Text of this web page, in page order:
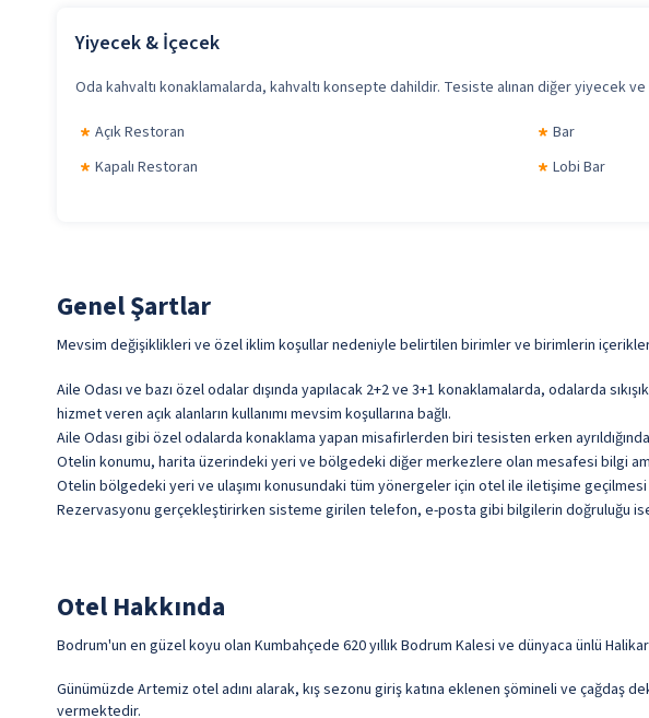
Yiyecek & İçecek
Oda kahvaltı konaklamalarda, kahvaltı konsepte dahildir. Tesiste alınan diğer yiyecek
Açık Restoran Bar
Kapalı Restoran
Lobi Bar
Genel Şartlar
Mevsim değişiklikleri ve özel iklim koşullar nedeniyle belirtilen birimler ve birimlerin
Aile Odası ve bazı özel odalar dışında yapılacak 2+2 ve 3+1 konaklamalarda, odalarda
hizmet veren açık alanların kullanımı mevsim koşullarına bağlı.
Aile Odası gibi özel odalarda konaklama yapan misafirlerden biri tesisten erken
Otelin konumu, harita üzerindeki yeri ve bölgedeki diğer merkezlere olan mesafesi bilgi
Otelin bölgedeki yeri ve ulaşımı konusundaki tüm yönergeler için otel ile iletişime
Rezervasyonu gerçekleştirirken sisteme girilen telefon, e-posta gibi bilgilerin doğruluğu
Otel Hakkında
Bodrum'un en güzel koyu olan Kumbahçede 620 yıllık Bodrum Kalesi ve dünyaca ünlü
Günümüzde Artemiz otel adını alarak, kış sezonu giriş katına eklenen şömineli ve
vermektedir.